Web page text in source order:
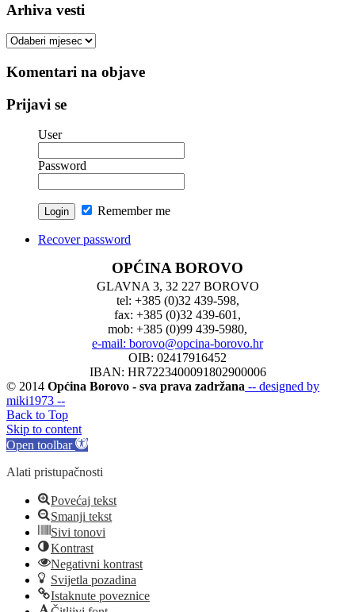
Arhiva vesti
Arhiva
Komentari na objave
Prijavi se
User
Password
Remember me
Recover password
OPĆINA BOROVO
GLAVNA 3, 32 227 BOROVO
tel: +385 (0)32 439-598,
fax: +385 (0)32 439-601,
mob: +385 (0)99 439-5980,
e-mail: borovo@opcina-borovo.hr
OIB: 02417916452
IBAN: HR7223400091802900006
© 2014 Općina Borovo - sva prava zadržana -- designed by
miki1973 --
Back to Top
Skip to content
Open toolbar
Alati pristupačnosti
Povećaj tekst
Smanji tekst
Sivi tonovi
Kontrast
Negativni kontrast
Svijetla pozadina
Istaknute poveznice